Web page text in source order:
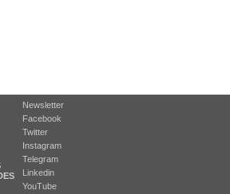
Newsletter
Facebook
Twitter
Instagram
Telegram
Linkedin
YouTube